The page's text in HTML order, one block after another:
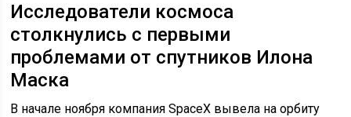
Исследователи космоса
столкнулись с первыми
проблемами от спутников Илона
Маска
В начале ноября компания SpaceX вывела на орбиту